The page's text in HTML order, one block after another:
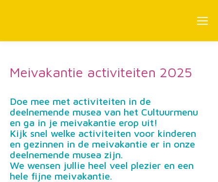
Meivakantie activiteiten 2025
Doe mee met activiteiten in de
deelnemende musea van het Cultuurmenu
en ga in je meivakantie erop uit!
Kijk snel welke activiteiten voor kinderen
en gezinnen in de meivakantie er in onze
deelnemende musea zijn.
We wensen jullie heel veel plezier en een
hele fijne meivakantie.